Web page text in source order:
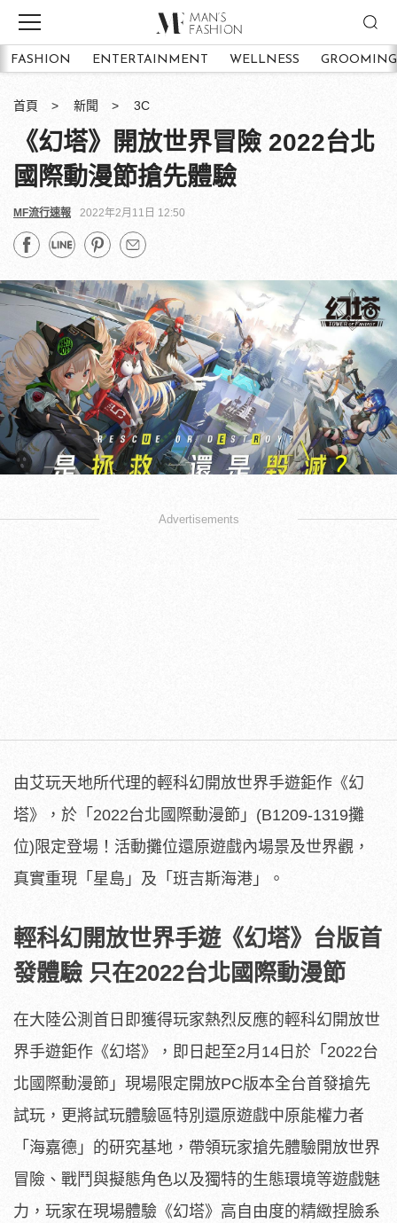
FASHION ENTERTAINMENT WELLNESS GROOMING
首頁 新聞 3C
《幻塔》開放世界冒險 2022台北
國際動漫節搶先體驗
MF流行速報 2022年2月11日 12:50
Advertisements
由艾玩天地所代理的輕科幻開放世界手遊鉅作《幻
塔》，於「2022台北國際動漫節」(B1209-1319攤
位)限定登場！活動攤位還原遊戲內場景及世界觀，
真實重現「星島」及「班吉斯海港」。
輕科幻開放世界手遊《幻塔》台版首
發體驗 只在2022台北國際動漫節
在大陸公測首日即獲得玩家熱烈反應的輕科幻開放世
界手遊鉅作《幻塔》，即日起至2月14日於「2022台
北國際動漫節」現場限定開放PC版本全台首發搶先
試玩，更將試玩體驗區特別還原遊戲中原能權力者
「海嘉德」的研究基地，帶領玩家搶先體驗開放世界
冒險、戰鬥與擬態角色以及獨特的生態環境等遊戲魅
力，玩家在現場體驗《幻塔》高自由度的精緻捏臉系